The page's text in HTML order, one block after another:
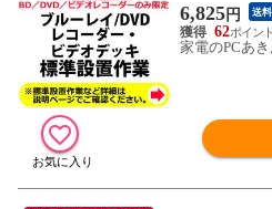
6,825円 送
62
家電のPCあ